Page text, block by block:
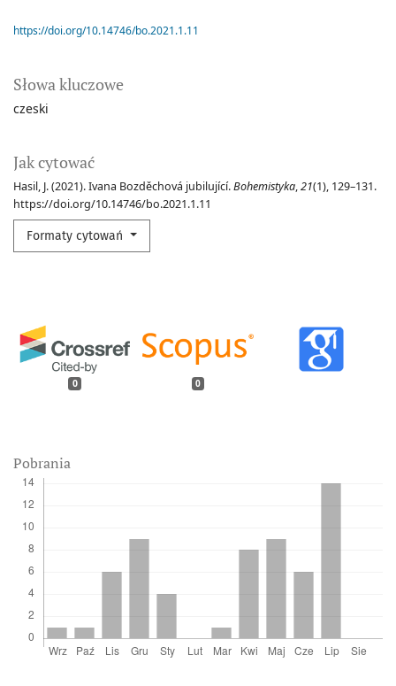
Słowa kluczowe
czeski
Jak cytować
Hasil, J. (2021). Ivana Bozděchová jubilující.Bohemistyka,21(1), 129–131.
https://doi.org/10.14746/bo.2021.1.11
Formaty cytowań
0 0
https://doi.org/10.14746/bo.2021.1.11
Pobrania